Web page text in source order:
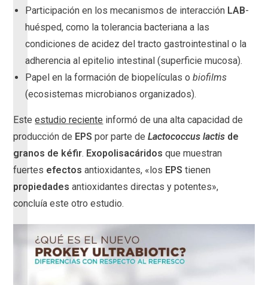
Participación en los mecanismos de interacción LAB-
huésped, como la tolerancia bacteriana a las
condiciones de acidez del tracto gastrointestinal o la
adherencia al epitelio intestinal (superficie mucosa).
Papel en la formación de biopelículas obiofilms
(ecosistemas microbianos organizados).
Esteestudio reciente informó de una alta capacidad de
producción de EPSpor parte de Lactococcus lactis de
granos de kéfir. Exopolisacáridos que muestran
fuertes efectos antioxidantes, «los EPS tienen
propiedades antioxidantes directas y potentes»,
concluía este otro estudio.